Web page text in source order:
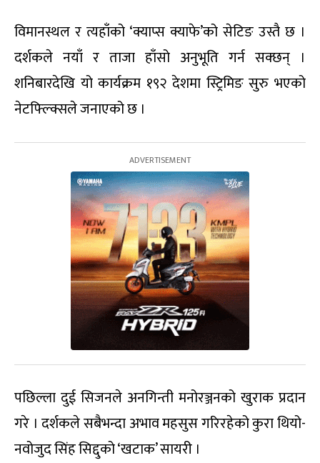
विमानस्थल र त्यहाँको ‘क्याप्स क्याफे’को सेटिङ उस्तै छ ।
दर्शकले नयाँ र ताजा हाँसो अनुभूति गर्न सक्छन् ।
शनिबारदेखि यो कार्यक्रम १९२ देशमा स्ट्रिमिङ सुरु भएको
नेटफ्ल्क्सिले जनाएको छ ।
पछिल्ला दुई सिजनले अनगिन्ती मनोरञ्जनको खुराक प्रदान
गरे । दर्शकले सबैभन्दा अभाव महसुस गरिरहेको कुरा थियो-
नवोजुद सिंह सिद्दुको ‘खटाक’ सायरी ।